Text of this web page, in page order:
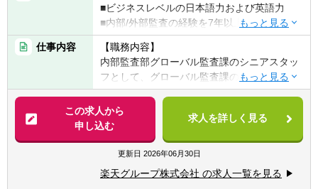
■ビジネスレベルの日本語力および英語力
■内部/外部監査の経験を7年以上お持ちの方
■内部統制フレームワーク（COSO、COBIT
など）の理解およびSOX/JSOXの知識
■高度なMSスキル：Excel、Word、
PowerPoint必須
【歓迎経験・スキル】
■会計または財務の学士号（BS/BA）
■CPA、CIA、CISA等、内部監査に関連する資
■会計基準（IFRSおよびGAAP）、実務、手
仕事内容
【職務内容】
内部監査部グローバル監査課のシニアスタッ
フとして、グローバル監査課のマネージャー
陣にレポートを行います。EMEAおよびAPAC
地域やその他の地域の会計、財務、ビジネス
担当者と連携します。
このポジションは、楽天グループ株式会社の
内部監査計画に従って、財務、運用、コンプ
ライアンス、IT、プライバシー、およびJ-
SOX監査を実施しており、具体的な業務内容
この求人から
申し込む
求人を詳しく見る
更新日 2026年06月30日
楽天グループ株式会社 の求人一覧を見る